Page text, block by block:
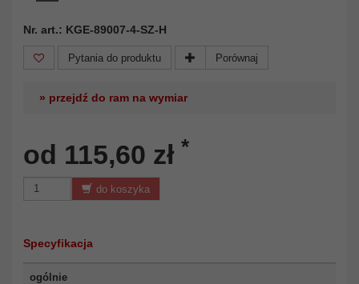
Nr. art.: KGE-89007-4-SZ-H
Pytania do produktu Porównaj
» przejdź do ram na wymiar
od 115,60 zł *
do koszyka
Specyfikacja
ogólnie